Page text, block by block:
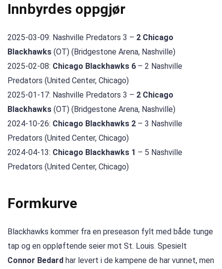
Innbyrdes oppgjør
2025-03-09: Nashville Predators 3 – 2 Chicago
Blackhawks (OT) (Bridgestone Arena, Nashville)
2025-02-08: Chicago Blackhawks 6 – 2 Nashville
Predators (United Center, Chicago)
2025-01-17: Nashville Predators 3 – 2 Chicago
Blackhawks (OT) (Bridgestone Arena, Nashville)
2024-10-26: Chicago Blackhawks 2 – 3 Nashville
Predators (United Center, Chicago)
2024-04-13: Chicago Blackhawks 1 – 5 Nashville
Predators (United Center, Chicago)
Formkurve
Blackhawks kommer fra en preseason fylt med både tunge
tap og en oppløftende seier mot St. Louis. Spesielt
Connor Bedard har levert i de kampene de har vunnet, men